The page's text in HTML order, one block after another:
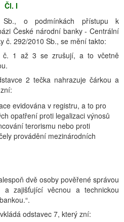
Čl. I
Sb., o podmínkách přístupu k
České národní banky - Centrální
č. 292/2010 Sb., se mění takto:
č. 1 až 3 se zrušují, a to včetně
2 tečka nahrazuje čárkou a
evidována v registru, a to pro
opatření proti legalizaci výnosů
terorismu nebo proti
provádění mezinárodních
dvě osoby pověřené správou
zajišťující věcnou a technickou
odstavec 7, který zní: